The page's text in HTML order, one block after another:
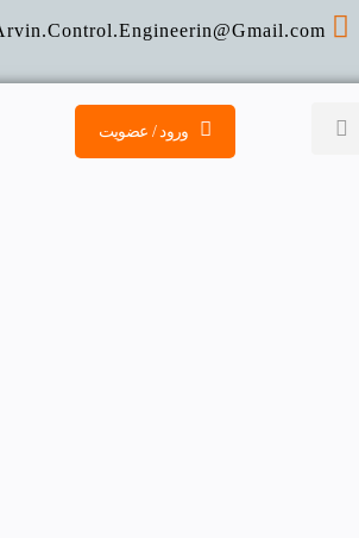
.com
ورود / عضویت